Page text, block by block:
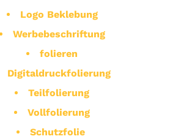
Logo Beklebung
Werbebeschriftung
folieren
Digitaldruckfolierung
Teilfolierung
Vollfolierung
Schutzfolie